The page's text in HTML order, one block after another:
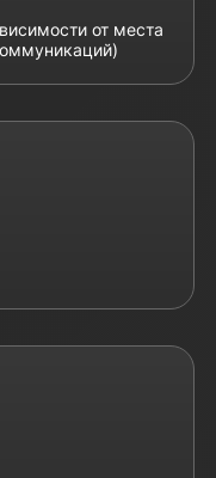
от места